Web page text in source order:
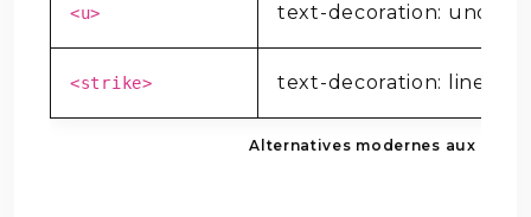
Alternatives modernes aux
<u> text-decoration:
<strike> text-decoration: line-